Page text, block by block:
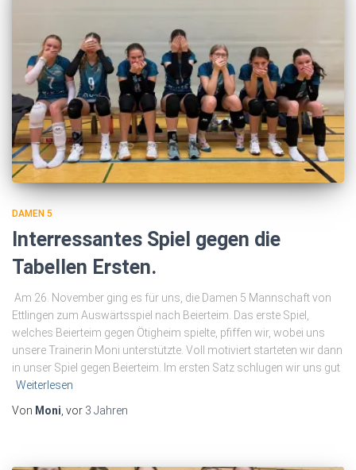
DAMEN 5
Interressantes Spiel gegen die
Tabellen Ersten.
Am 26. November ging es für uns, die Damen 5 Mannschaft von
Ettlingen zum Auswärtsspiel nach Beierteim. Das erste Spiel,
welches Beierteim gegen Ötigheim spielte, pfiffen wir, wobei uns
unsere Trainerin Moni unterstützte. Voll motiviert starteten wir dann
in unser Spiel gegen Beierteim. Im ersten Satz schlugen wir uns gut
Weiterlesen
Von Moni , vor 3 Jahren